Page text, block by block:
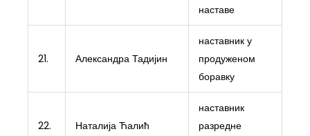
наставе
21. Александра Тадијин
наставник у
продуженом
боравку
22. Наталија Ћалић
наставник
разредне